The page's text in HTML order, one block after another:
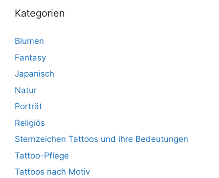
Kategorien
Blumen
Fantasy
Japanisch
Natur
Porträt
Religiös
Sternzeichen Tattoos und ihre Bedeutungen
Tattoo-Pflege
Tattoos nach Motiv